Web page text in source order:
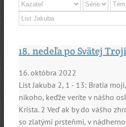
18. nedeľa po Svätej
16. októbra 2022
List Jakuba 2, 1 - 13: Bratia
nikoho, keďže veríte v nášho
Krista. 2 Veď ak by do vášho
so zlatými prsteňmi, v